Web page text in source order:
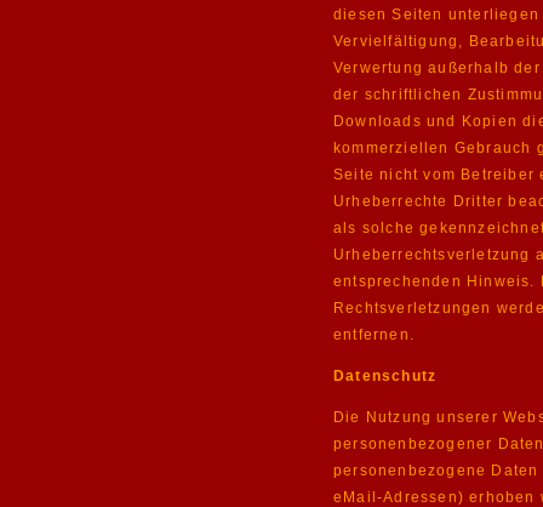
diesen Seiten
Vervielfältigung,
Verwertung außerhalb
der schriftlichen
Downloads und Kopien
kommerziellen Gebrauch
Seite nicht vom Betreiber
Urheberrechte Dritter
als solche
Urheberrechtsverletzung
entsprechenden Hinweis.
Rechtsverletzungen
entfernen.
Datenschutz
Die Nutzung unserer
personenbezogener
personenbezogene
eMail-Adressen)